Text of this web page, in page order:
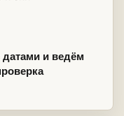
датами и ведём